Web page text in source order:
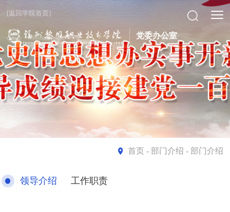
[返回学院首页]
党委办公室
首页- 部门介绍 - 部门介绍
领导介绍 工作职责